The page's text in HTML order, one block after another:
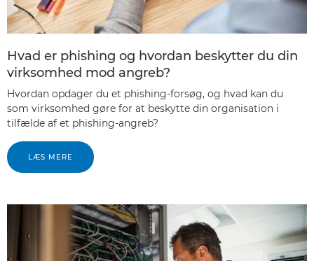
Hvad er phishing og hvordan beskytter du din
virksomhed mod angreb?
Hvordan opdager du et phishing-forsøg, og hvad kan du
som virksomhed gøre for at beskytte din organisation i
tilfælde af et phishing-angreb?
LÆS MERE